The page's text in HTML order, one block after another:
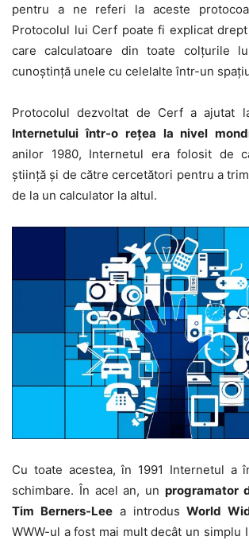
pentru a ne referi la aceste
Protocolul lui Cerf poate fi explicat
care calculatoare din toate colţurile
cunoştinţă unele cu celelalte într-un
Protocolul dezvoltat de Cerf a ajutat
Internetului într-o reţea la nivel
anilor 1980, Internetul era folosit de
ştiinţă şi de către cercetători pentru a
de la un calculator la altul.
Cu toate acestea, în 1991 Internetul a
schimbare. În acel an, un programator
Tim Berners-Leea introdusWorld
WWW-ul a fost mai mult decât un simplu